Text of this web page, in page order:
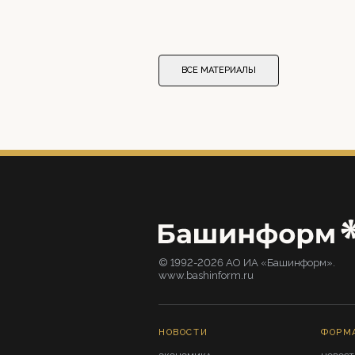
ВСЕ МАТЕРИАЛЫ
© 1992-2026 АО ИА «Башинформ».
www.bashinform.ru
НОВОСТИ